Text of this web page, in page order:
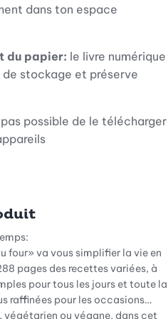
dans ton espace
du papier: le livre numérique
stockage et préserve
possible de le télécharger
four» va vous simplifier la vie en
pages des recettes variées, à
pour tous les jours et toute la
raffinées pour les occasions
végétarien ou végane, dans cet